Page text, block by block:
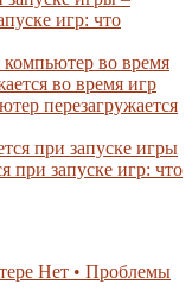
игр: что
компьютер во время
во время игр
перезагружается
при запуске игры
при запуске игр: что